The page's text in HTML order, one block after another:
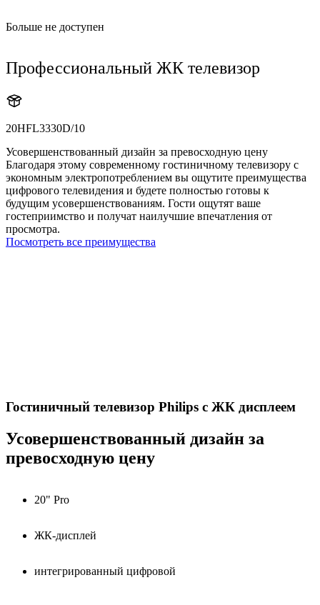
Больше не доступен
Профессиональный ЖК телевизор
20HFL3330D/10
Усовершенствованный дизайн за превосходную цену
Благодаря этому современному гостиничному телевизору с
экономным электропотреблением вы ощутите преимущества
цифрового телевидения и будете полностью готовы к
будущим усовершенствованиям. Гости ощутят ваше
гостеприимство и получат наилучшие впечатления от
просмотра.
Посмотреть все преимущества
Гостиничный телевизор Philips с ЖК дисплеем
Усовершенствованный дизайн за
превосходную цену
20" Pro
ЖК-дисплей
интегрированный цифровой